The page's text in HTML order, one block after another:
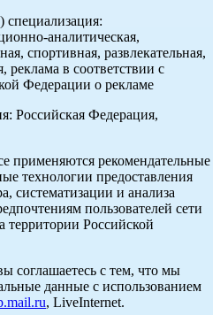
специализация:
аналитическая,
спортивная, развлекательная,
реклама в соответствии с
Федерации о рекламе
Российская Федерация,
применяются рекомендательные
технологии предоставления
систематизации и анализа
пользователей сети
территории Российской
соглашаетесь с тем, что мы
данные с использованием
, LiveInternet.